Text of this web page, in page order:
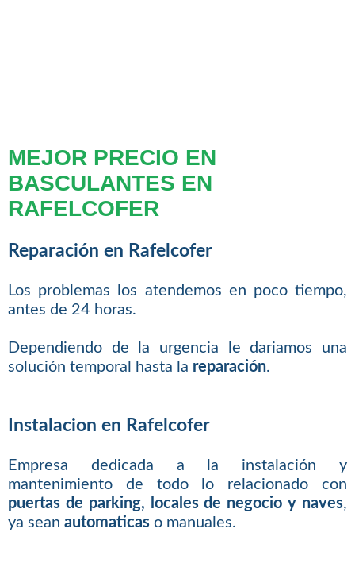
MEJOR PRECIO EN
BASCULANTES EN
RAFELCOFER
Reparación en Rafelcofer
Los problemas los atendemos en poco tiempo,
antes de 24 horas.
Dependiendo de la urgencia le dariamos una
solución temporal hasta la reparación.
Instalacion en Rafelcofer
Empresa dedicada a la instalación y
mantenimiento de todo lo relacionado con
puertas de parking, locales de negocio y naves,
ya sean automaticaso manuales.